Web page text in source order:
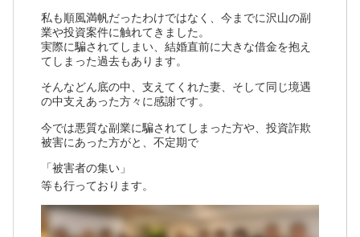
私も順風満帆だったわけではなく、今までに沢山の副
業や投資案件に触れてきました。
実際に騙されてしまい、結婚直前に大きな借金を抱え
てしまった過去もあります。
そんなどん底の中、支えてくれた妻、そして同じ境遇
の中支えあった方々に感謝です。
今では悪質な副業に騙されてしまった方や、投資詐欺
被害にあった方がと、不定期で
「被害者の集い」
等も行っております。